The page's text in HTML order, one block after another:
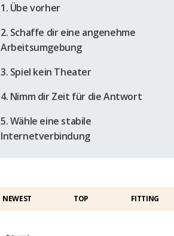
1. Übe vorher
2. Schaffe dir eine angenehme
Arbeitsumgebung
3. Spiel kein Theater
4. Nimm dir Zeit für die Antwort
5. Wähle eine stabile
Internetverbindung
NEWEST TOP FITTING